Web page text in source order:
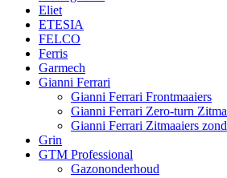
Eliet
ETESIA
FELCO
Ferris
Garmech
Gianni Ferrari
Gianni Ferrari Frontmaaiers
Gianni Ferrari Zero-turn
Gianni Ferrari Zitmaaiers
Grin
GTM Professional
Gazononderhoud